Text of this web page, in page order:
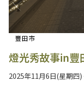
豐田市
燈光秀故事in豐
2025年11月6日(星期四